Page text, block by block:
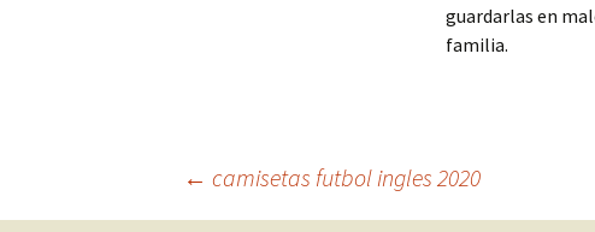
guardarlas en
familia.
Navegación
← camisetas futbol ingles 2020